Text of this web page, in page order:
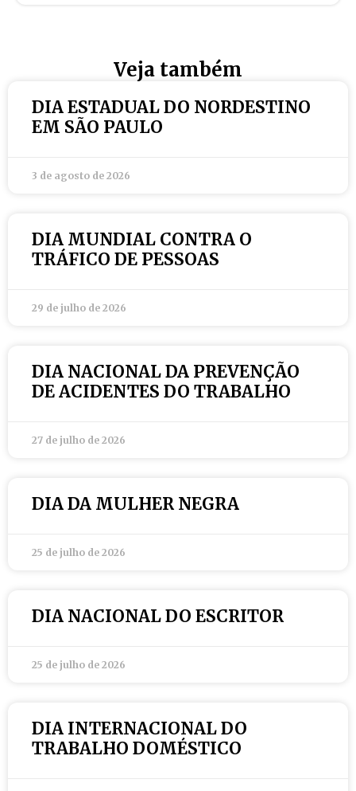
Veja também
DIA ESTADUAL DO NORDESTINO
EM SÃO PAULO
3 de agosto de 2026
DIA MUNDIAL CONTRA O
TRÁFICO DE PESSOAS
29 de julho de 2026
DIA NACIONAL DA PREVENÇÃO
DE ACIDENTES DO TRABALHO
27 de julho de 2026
DIA DA MULHER NEGRA
25 de julho de 2026
DIA NACIONAL DO ESCRITOR
25 de julho de 2026
DIA INTERNACIONAL DO
TRABALHO DOMÉSTICO